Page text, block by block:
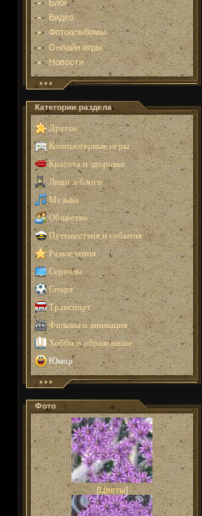
Блог
Видео
Фотоальбомы
Онлайн игры
Новости
Категории раздела
Другое
Компьютерные игры
Красота и здоровье
Люди и блоги
Музыка
Общество
Путешествия и события
Развлечения
Сериалы
Спорт
Транспорт
Фильмы и анимация
Хобби и образование
Юмор
Фото
[Цветы]